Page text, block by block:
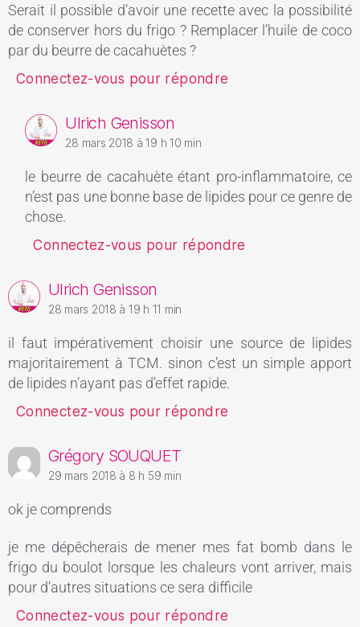
Serait il possible d’avoir une recette avec la possibilité
de conserver hors du frigo ? Remplacer l’huile de coco
par du beurre de cacahuètes ?
Connectez-vous pour répondre
Ulrich Genisson
28 mars 2018 à 19 h 10 min
le beurre de cacahuète étant pro-inflammatoire, ce
n’est pas une bonne base de lipides pour ce genre de
chose.
Connectez-vous pour répondre
Ulrich Genisson
28 mars 2018 à 19 h 11 min
il faut impérativement choisir une source de lipides
majoritairement à TCM. sinon c’est un simple apport
de lipides n’ayant pas d’effet rapide.
Connectez-vous pour répondre
Grégory SOUQUET
29 mars 2018 à 8 h 59 min
ok je comprends
je me dépêcherais de mener mes fat bomb dans le
frigo du boulot lorsque les chaleurs vont arriver, mais
pour d’autres situations ce sera difficile
Connectez-vous pour répondre